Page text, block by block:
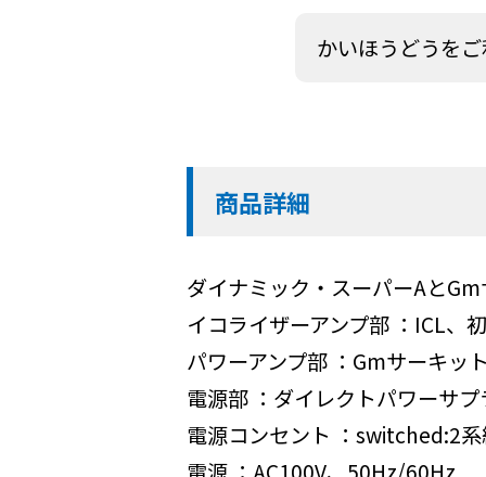
かいほうどうを
商品詳細
ダイナミック・スーパーAと
イコライザーアンプ部 ：ICL、
パワーアンプ部 ：Gmサーキッ
電源部 ：ダイレクトパワーサ
電源コンセント ：switched:2